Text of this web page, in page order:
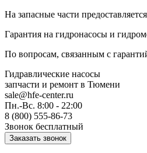
На запасные части
Гарантия на гидронасосы и
По вопросам, связанным с
Гидравлические насосы
запчасти и ремонт в Тюмени
sale@hfe-center.ru
Пн.-Вс. 8:00 - 22:00
8 (800) 555-86-73
Звонок бесплатный